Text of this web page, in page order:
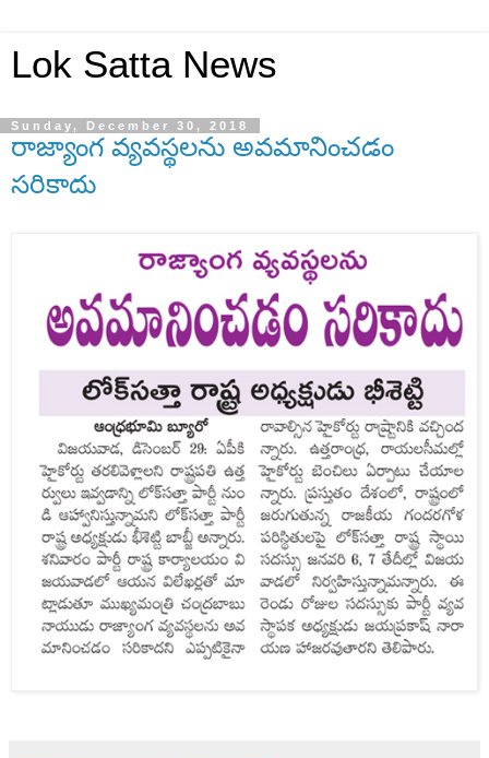
Lok Satta News
Sunday, December 30, 2018
రాజ్యాంగ వ్యవస్థలను అవమానించడం
సరికాదు